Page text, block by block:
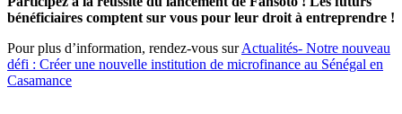
bénéficiaires comptent sur vous pour leur droit à entreprendre !
Pour plus d’information, rendez-vous surActualités- Notre nouveau
défi : Créer une nouvelle institution de microfinance au Sénégal en
Casamance